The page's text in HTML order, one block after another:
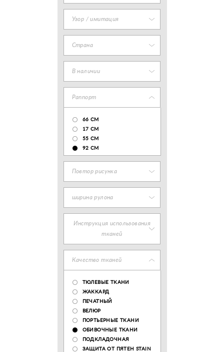
Узор / имитация
Страна
В наличии
Раппорт
66 СМ
17 CM
55 СМ
92 СМ
Повтор рисунка
ширина рулона
Инструкция использования
тканей
Качество тканей
ТЮЛЕВЫЕ ТКАНИ
ЖАККАРД
ПЕЧАТНЫЙ
ВЕЛЮР
ПОРТЬЕРНЫЕ ТКАНИ
ОБИВОЧНЫЕ ТКАНИ
ПОДКЛАДОЧНАЯ
ЗАЩИТА ОТ ПЯТЕН STAIN